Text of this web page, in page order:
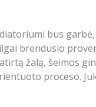
bus
brendusio
žalą, šeimos
proceso.